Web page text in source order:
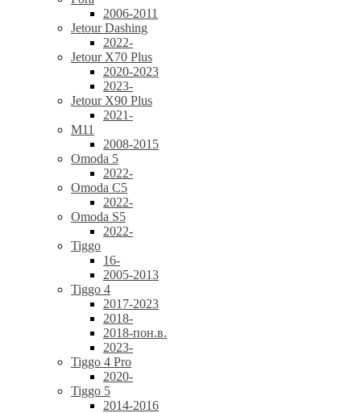
2006-2011
Jetour Dashing
2022-
Jetour X70 Plus
2020-2023
2023-
Jetour X90 Plus
2021-
M11
2008-2015
Omoda 5
2022-
Omoda C5
2022-
Omoda S5
2022-
Tiggo
16-
2005-2013
Tiggo 4
2017-2023
2018-
2018-пон.в.
2023-
Tiggo 4 Pro
2020-
Tiggo 5
2014-2016